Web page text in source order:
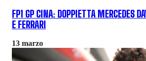
FP1 GP CINA: DOPPIETTA MERCEDES
E FERRARI
13 marzo